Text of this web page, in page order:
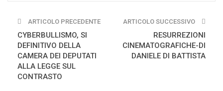
ARTICOLO PRECEDENTE
CYBERBULLISMO, SI
DEFINITIVO DELLA
CAMERA DEI DEPUTATI
ALLA LEGGE SUL
CONTRASTO
ARTICOLO SUCCESSIVO
RESURREZIONI
CINEMATOGRAFICHE-DI
DANIELE DI BATTISTA